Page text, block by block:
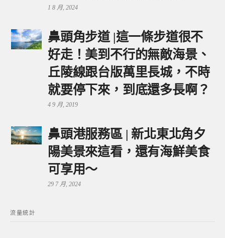
1 8 月, 2024
鼻頭角步道 |這一條步道很不
好走！美到不行的無敵海景、
丘陵線跟台版萬里長城，不時
就要停下來，到底還多長啊？
4 9 月, 2019
鼻頭港服務區 | 新北東北角夕
陽美景來這看，還有海鮮美食
可享用～
29 7 月, 2024
流量統計